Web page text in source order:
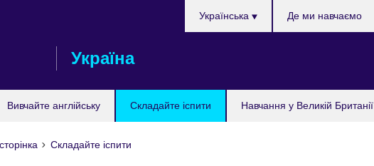
Україна
Вивчайте англійську Складайте іспити Навчання у Великій Британії
Українська Де ми навчаємо
Складайте іспити